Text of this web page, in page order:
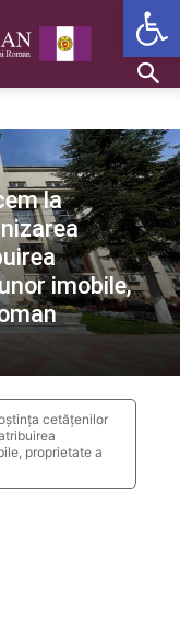
la
imobile,
cetățenilor
proprietate a